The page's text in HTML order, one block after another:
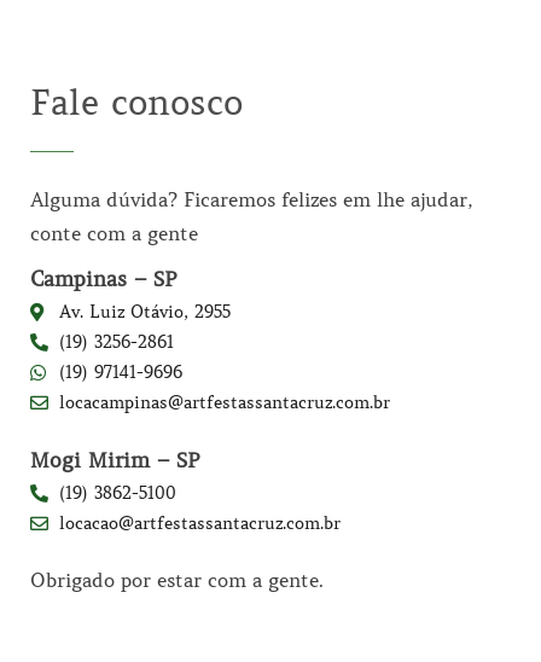
Fale conosco
Alguma dúvida? Ficaremos felizes em lhe ajudar,
conte com a gente
Campinas – SP
Av. Luiz Otávio, 2955
(19) 3256-2861
(19) 97141-9696
locacampinas@artfestassantacruz.com.br
Mogi Mirim – SP
(19) 3862-5100
locacao@artfestassantacruz.com.br
Obrigado por estar com a gente.